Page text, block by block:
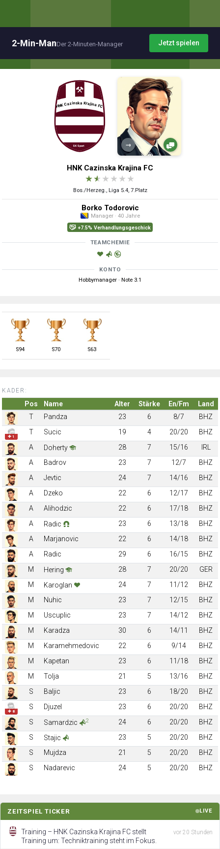
2-Min-ManDer 2-Minuten-Manager Jetzt spielen
→
HNK Cazinska Krajina FC
★★ ★ ★ ★ ★
Bos./Herzeg., Liga 5.4, 7.Platz
Borko Todorovic
Manager · 40 Jahre
+7.5% Verhandlungsgeschick
TEAMCHEMIE
KONTO
Hobbymanager · Note 3.1
S94 S70 S63
KADER:
Pos Name Alter Stärke En/Fm
Land
T
Pandza 23 6 8/7 BHZ
✚ 1
T Sucic 19 4 20/20
BHZ
A
Doherty 28 7 15/16
IRL
A
Badrov 23 7 12/7
BHZ
A
Jevtic 24 7 14/16
BHZ
A
Dzeko 22 6 12/17
BHZ
A
Alihodzic 22 6 17/18
BHZ
A
Radic 23 6 13/18
BHZ
A
Marjanovic 22 6 14/18
BHZ
A
Radic 29 6 16/15
BHZ
M
Hering 28 7 20/20
GER
M
Karoglan 24 7 11/12
BHZ
M
Nuhic 23 7 12/15
BHZ
M
Uscuplic 23 7 14/12
BHZ
M
Karadza 30 6 14/11
BHZ
M
Karamehmedovic 22 6 9/14
BHZ
M
Kapetan 23 6 11/18
BHZ
M
Tolja 21 5 13/16
BHZ
S
Baljic 23 6 18/20 BHZ
✚ 8
S Djuzel 23 6 20/20
BHZ
S
Samardzic 2 24 6 20/20
BHZ
S
Stajic 23 5 20/20
BHZ
S
Mujdza 21 5 20/20
BHZ
S
Nadarevic 24 5 20/20 BHZ
ZEITSPIEL TICKER LIVE
Training – HNK Cazinska Krajina FC stellt
Training um: Techniktraining steht im Fokus.
vor 20 Stunden